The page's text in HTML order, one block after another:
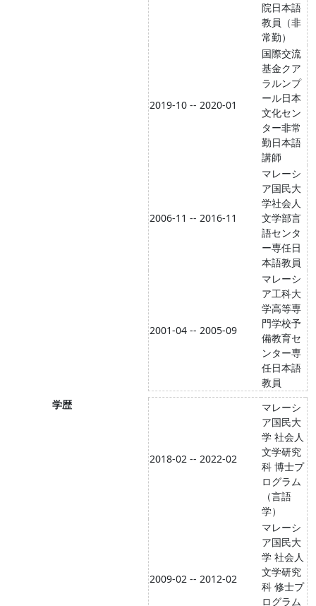
院日本語
教員（非
常勤）
2019-10 -- 2020-01
国際交流
基金クア
ラルンプ
ール日本
文化セン
ター非常
勤日本語
講師
2006-11 -- 2016-11
マレーシ
ア国民大
学社会人
文学部言
語センタ
ー専任日
本語教員
2001-04 -- 2005-09
マレーシ
ア工科大
学高等専
門学校予
備教育セ
ンター専
任日本語
教員
学歴
2018-02 -- 2022-02
マレーシ
ア国民大
学 社会人
文学研究
科 博士プ
ログラム
（言語
学）
2009-02 -- 2012-02
マレーシ
ア国民大
学 社会人
文学研究
科 修士プ
ログラム